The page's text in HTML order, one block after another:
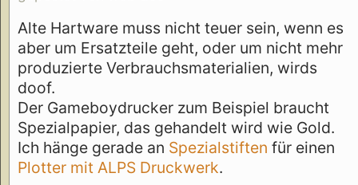
Alte Hartware muss nicht teuer sein, wenn es
aber um Ersatzteile geht, oder um nicht mehr
produzierte Verbrauchsmaterialien, wirds
doof.
Der Gameboydrucker zum Beispiel braucht
Spezialpapier, das gehandelt wird wie Gold.
Ich hänge gerade an Spezialstiften für einen
Plotter mit ALPS Druckwerk.